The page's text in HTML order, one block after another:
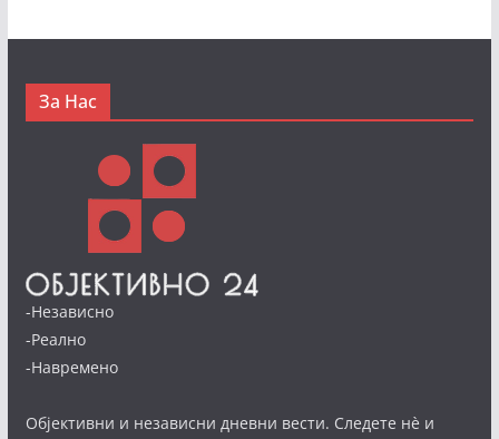
За Нас
-Независно
-Реално
-Навремено
Објективни и независни дневни вести. Следете нè и